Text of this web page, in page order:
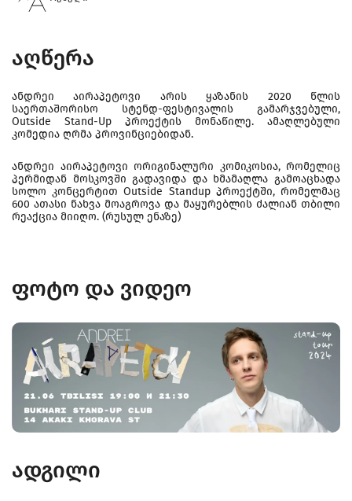
აღწერა
ანდრეი აირაპეტოვი არის ყაზანის 2020 წლის
საერთაშორისო სტენდ-ფესტივალის გამარჯვებული,
Outside Stand-Up პროექტის მონაწილე. ამაღლებული
კომედია ღრმა პროვინციებიდან.
ანდრეი აირაპეტოვი ორიგინალური კომიკოსია, რომელიც
პერმიდან მოსკოვში გადავიდა და ხმამაღლა გამოაცხადა
სოლო კონცერტით Outside Standup პროექტში, რომელმაც
600 ათასი ნახვა მოაგროვა და მაყურებლის ძალიან თბილი
რეაქცია მიიღო. (რუსულ ენაზე)
ფოტო და ვიდეო
ადგილი